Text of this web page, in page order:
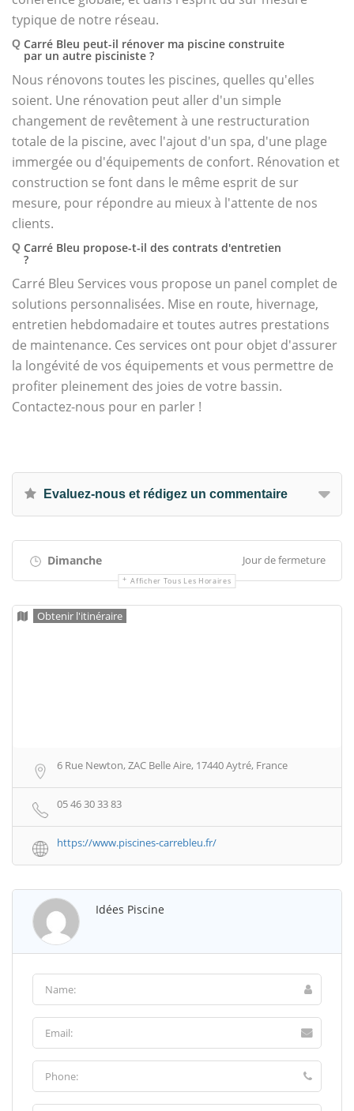
typique de notre réseau.
Q Carré Bleu peut-il rénover ma piscine construite
par un autre pisciniste ?
Nous rénovons toutes les piscines, quelles qu'elles
soient. Une rénovation peut aller d'un simple
changement de revêtement à une restructuration
totale de la piscine, avec l'ajout d'un spa, d'une plage
immergée ou d'équipements de confort. Rénovation et
construction se font dans le même esprit de sur
mesure, pour répondre au mieux à l'attente de nos
clients.
Q Carré Bleu propose-t-il des contrats d'entretien
?
Carré Bleu Services vous propose un panel complet de
solutions personnalisées. Mise en route, hivernage,
entretien hebdomadaire et toutes autres prestations
de maintenance. Ces services ont pour objet d'assurer
la longévité de vos équipements et vous permettre de
profiter pleinement des joies de votre bassin.
Contactez-nous pour en parler !
Evaluez-nous et rédigez un commentaire
Dimanche Jour de fermeture
Afficher Tous Les Horaires
Obtenir l'itinéraire
6 Rue Newton, ZAC Belle Aire, 17440 Aytré, France
05 46 30 33 83
https://www.piscines-carrebleu.fr/
Idées Piscine